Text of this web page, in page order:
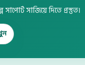
সাজিয়ে দিতে প্রস্তুত।